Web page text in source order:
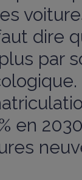
dire
par
en